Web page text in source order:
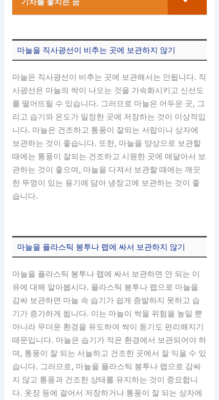
마늘을 직사광선이 비추는 곳에 보관하지 않기
마늘은 직사광선이 비추는 곳에 보관해서는 안됩니다. 직
사광선은 마늘의 싹이 나오는 것을 가속화시키고 신선도
를 떨어뜨릴 수 있습니다. 그러므로 마늘은 어두운 곳, 그
리고 습기와 온도가 일정한 곳에 저장하는 것이 이상적입
니다. 마늘은 건조하고 통풍이 잘되는 서랍이나 상자에
보관하는 것이 좋습니다. 또한, 마늘을 양상으로 보관할
때에는 통풍이 잘되는 건조하고 시원한 곳에 매달아서 보
관하는 것이 좋으며, 마늘을 다져서 보관할 때에는 깨끗
한 뚜껑이 있는 용기에 담아 냉장고에 보관하는 것이 좋
습니다.
마늘을 플라스틱 봉투나 랩에 싸서 보관하지 않기
마늘을 플라스틱 봉투나 랩에 싸서 보관하면 안 되는 이
유에 대해 알아봅시다. 플라스틱 봉투나 랩으로 마늘을
감싸 보관하면 마늘 속 습기가 쉽게 증발하지 못하고 습
기가 증가하게 됩니다. 이는 마늘이 썩을 위험을 높일 뿐
아니라 무더운 환경을 유도하여 싹이 돋기도 편리해지기
때문입니다. 마늘은 습기가 적은 환경에서 보관되어야 하
며, 통풍이 잘 되는 서늘하고 건조한 곳에서 잘 익을 수 있
습니다. 그러므로, 마늘을 플라스틱 봉투나 랩으로 감싸
지 않고 통풍과 건조한 상태를 유지하는 것이 중요합니
다. 옷장 등에 걸어서 저장하거나 통풍이 잘 되는 상자에